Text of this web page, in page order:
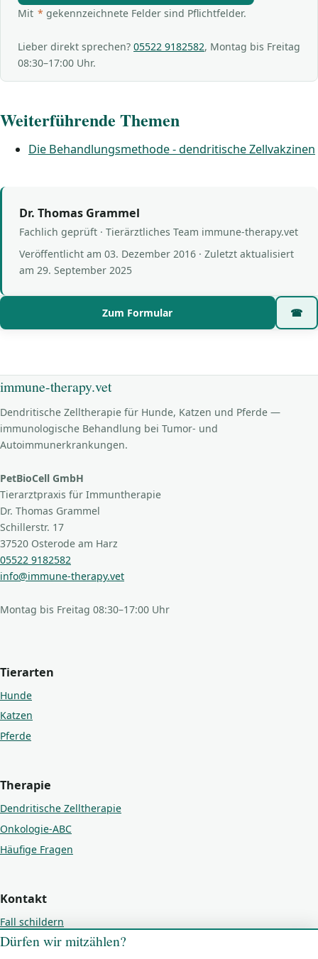
Mit * gekennzeichnete Felder sind Pflichtfelder.
Lieber direkt sprechen? 05522 9182582, Montag bis Freitag
08:30–17:00 Uhr.
Weiterführende Themen
Die Behandlungsmethode - dendritische Zellvakzinen
Dr. Thomas Grammel
Fachlich geprüft · Tierärztliches Team immune-therapy.vet
Veröffentlicht am 03. Dezember 2016 · Zuletzt aktualisiert
am 29. September 2025
Zum Formular ☎
immune-therapy.vet
Dendritische Zelltherapie für Hunde, Katzen und Pferde —
immunologische Behandlung bei Tumor- und
Autoimmunerkrankungen.
PetBioCell GmbH
Tierarztpraxis für Immuntherapie
Dr. Thomas Grammel
Schillerstr. 17
37520 Osterode am Harz
05522 9182582
info@immune-therapy.vet
Montag bis Freitag 08:30–17:00 Uhr
Tierarten
Hunde
Katzen
Pferde
Therapie
Dendritische Zelltherapie
Onkologie-ABC
Häufige Fragen
Kontakt
Fall schildern
Kontakt
Dürfen wir mitzählen?